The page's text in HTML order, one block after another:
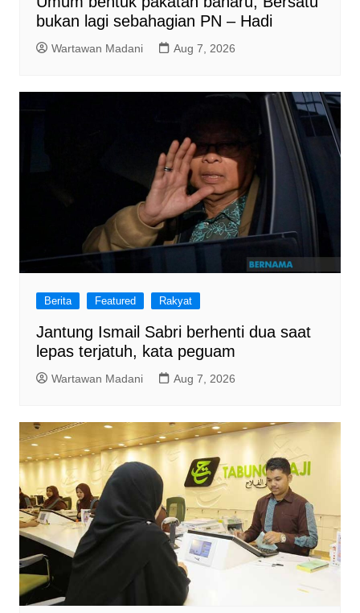
bukan lagi sebahagian PN – Hadi
Wartawan Madani Aug 7, 2026
Berita Featured Rakyat
Jantung Ismail Sabri berhenti dua saat
lepas terjatuh, kata peguam
Wartawan Madani Aug 7, 2026